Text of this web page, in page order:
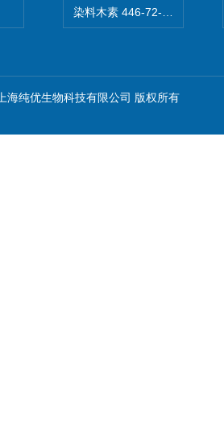
染料木素 446-72-0
海纯优生物科技有限公司 版权所有